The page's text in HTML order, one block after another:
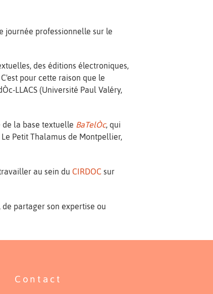
journée professionnelle sur le
des éditions électroniques,
pour cette raison que le
LLACS (Université Paul Valéry,
de la base textuelle BaTelÒc, qui
Petit Thalamus de Montpellier,
au sein du CIRDOC sur
partager son expertise ou
Contact